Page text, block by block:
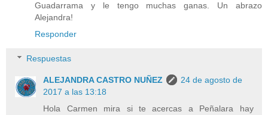
Guadarrama y le tengo muchas ganas. Un abrazo
Alejandra!
Responder
Respuestas
ALEJANDRA CASTRO NUÑEZ
24 de agosto de
2017 a las 13:18
Hola Carmen mira si te acercas a Peñalara hay